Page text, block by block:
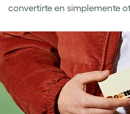
convertirte en simplemente